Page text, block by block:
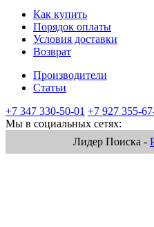
Как купить
Порядок оплаты
Условия доставки
Возврат
Производители
Статьи
+7 347 330-50-01 +7 927 355-
Мы в социальных сетях:
Лидер Поиска -